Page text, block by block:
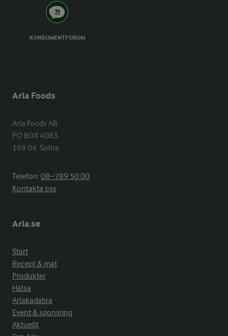
KONSUMENTFORUM
Arla Foods
Arla Foods AB
PO BOX 4083
169 04  Solna
Telefon:08−789 50 00
Kontakta oss
Arla.se
Start
Recept & mat
Produkter
Hälsa
Arlakadabra
Event & sponsring
Aktuellt